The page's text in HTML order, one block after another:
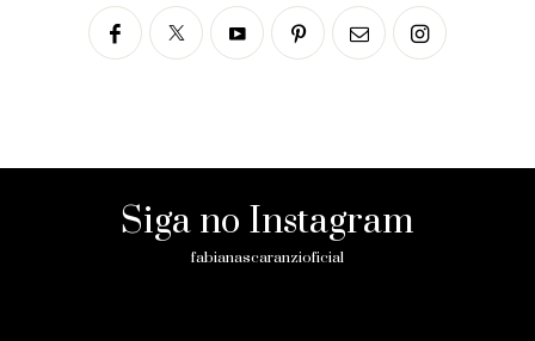
Siga no Instagram
fabianascaranzioficial